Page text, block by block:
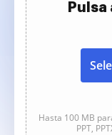
Hasta 100 MB
PPT,